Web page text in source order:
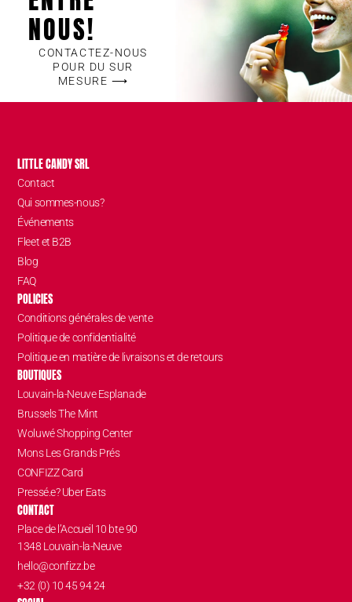
NOUS!
CONTACTEZ-NOUS
POUR DU SUR
MESURE ⟶
LITTLE CANDY SRL
Contact
Qui sommes-nous?
Événements
Fleet et B2B
Blog
FAQ
POLICIES
Conditions générales de vente
Politique de confidentialité
Politique en matière de livraisons et de retours
BOUTIQUES
Louvain-la-Neuve Esplanade
Brussels The Mint
Woluwé Shopping Center
Mons Les Grands Prés
CONFIZZ Card
Pressé.e? Uber Eats
CONTACT
Place de l’Accueil 10 bte 90
1348 Louvain-la-Neuve
hello@confizz.be
+32 (0) 10 45 94 24